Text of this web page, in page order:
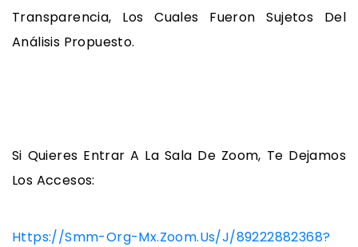
Transparencia, Los Cuales Fueron Sujetos Del
Análisis Propuesto.
Si Quieres Entrar A La Sala De Zoom, Te Dejamos
Los Accesos:
Https://smm-Org-Mx.zoom.us/j/89222882368?